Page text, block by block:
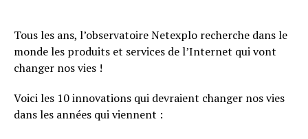
Tous les ans, l’observatoire Netexplo recherche dans le
monde les produits et services de l’Internet qui vont
changer nos vies !
Voici les 10 innovations qui devraient changer nos vies
dans les années qui viennent :